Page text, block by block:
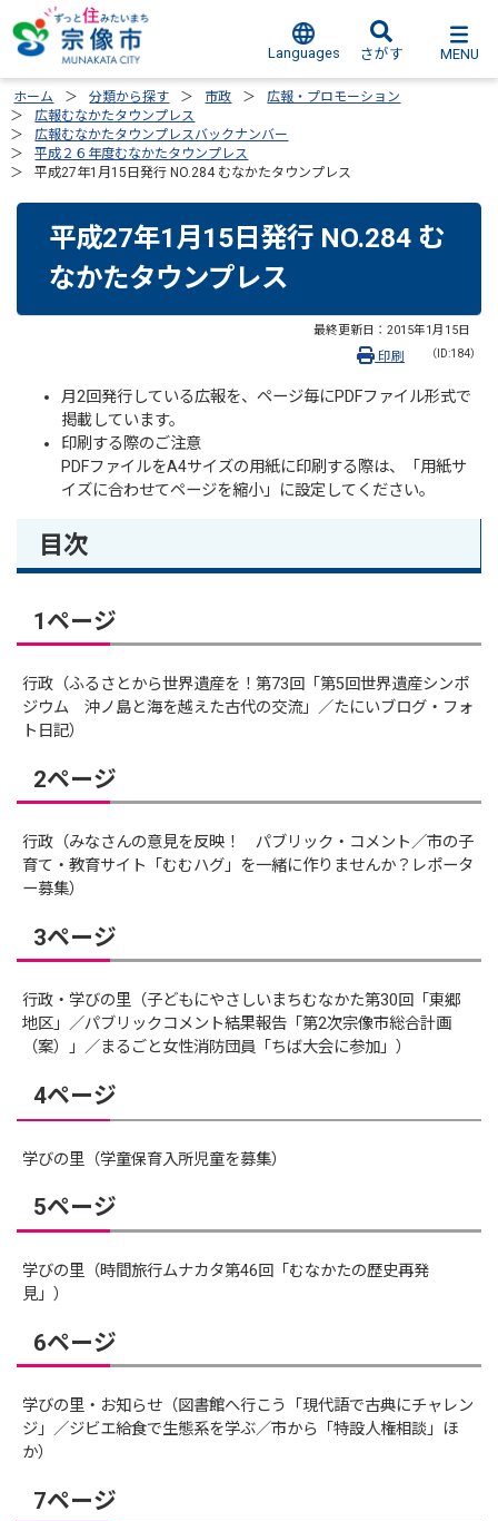
Languages さがす MENU
ホーム 分類から探す 市政
広報・プロモーション
広報むなかたタウンプレス
広報むなかたタウンプレスバックナンバー
平成２６年度むなかたタウンプレス
平成27年1月15日発行 NO.284 むなかたタウンプレス
平成27年1月15日発行 NO.284 む
なかたタウンプレス
最終更新日： 2015年1月15日
（ID:184）
印刷
月2回発行している広報を、ページ毎にPDFファイル形式で
掲載しています。
印刷する際のご注意
PDFファイルをA4サイズの用紙に印刷する際は、「用紙サ
イズに合わせてページを縮小」に設定してください。
目次
1ページ
行政（ふるさとから世界遺産を！第73回「第5回世界遺産シンポ
ジウム 沖ノ島と海を越えた古代の交流」／たにいブログ・フォ
ト日記）
2ページ
行政（みなさんの意見を反映！ パブリック・コメント／市の子
育て・教育サイト「むむハグ」を一緒に作りませんか？レポータ
ー募集）
3ページ
行政・学びの里（子どもにやさしいまちむなかた第30回「東郷
地区」／パブリックコメント結果報告「第2次宗像市総合計画
（案）」／まるごと女性消防団員「ちば大会に参加」）
4ページ
学びの里（学童保育入所児童を募集）
5ページ
学びの里（時間旅行ムナカタ第46回「むなかたの歴史再発
見」）
6ページ
学びの里・お知らせ（図書館へ行こう「現代語で古典にチャレン
ジ」／ジビエ給食で生態系を学ぶ／市から「特設人権相談」ほ
か）
7ページ